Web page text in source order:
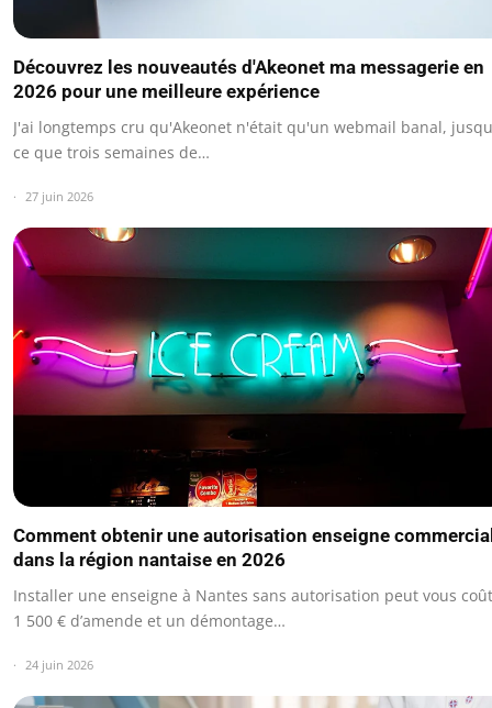
Découvrez les nouveautés d'Akeonet ma messagerie en
2026 pour une meilleure expérience
J'ai longtemps cru qu'Akeonet n'était qu'un webmail banal,
ce que trois semaines de…
27 juin 2026
Comment obtenir une autorisation enseigne
dans la région nantaise en 2026
Installer une enseigne à Nantes sans autorisation peut vous
1 500 € d’amende et un démontage…
24 juin 2026